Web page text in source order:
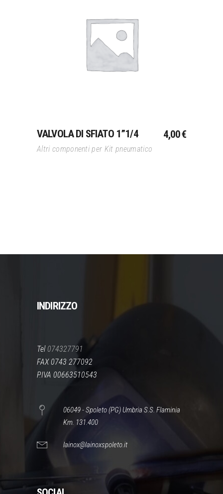
Aggiungi Al Carrello
VALVOLA DI SFIATO 1”1/4 4,00€
Altri componenti per Kit pneumatico
INDIRIZZO
Tel 074327791
FAX 0743 277092
P.IVA 00663510543
06049 - Spoleto (PG) Umbria S.S. Flaminia
Km. 131.400
lainox@lainoxspoleto.it